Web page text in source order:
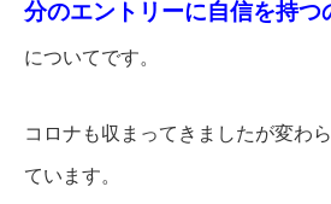
分のエントリーに自信を持つ
についてです。
コロナも収まってきましたが変わ
ています。